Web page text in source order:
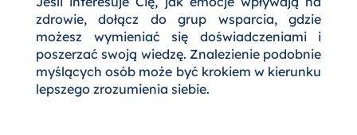
zdrowie, dołącz do grup wsparcia, gdzie
możesz wymieniać się doświadczeniami i
poszerzać swoją wiedzę. Znalezienie podobnie
myślących osób może być krokiem w kierunku
lepszego zrozumienia siebie.